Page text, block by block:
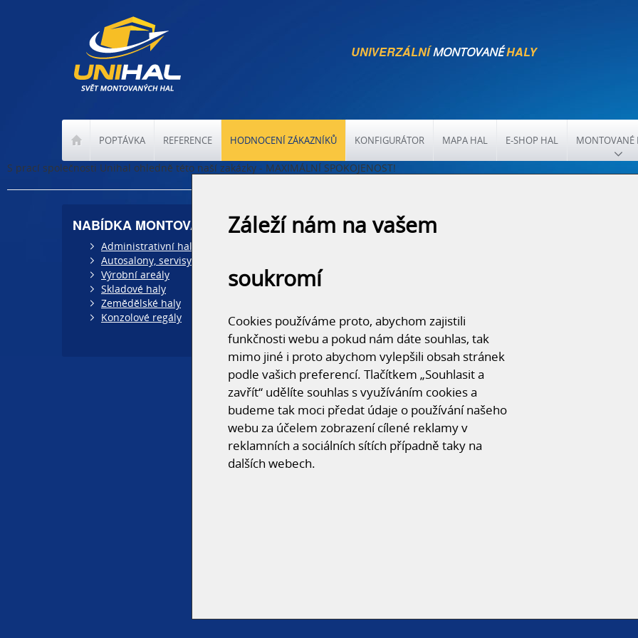
UNIVERZÁLNÍMONTOVANÉHALY
POPTÁVKA REFERENCE HODNOCENÍ ZÁKAZNÍKŮ KONFIGURÁTOR MAPA HAL E-SHOP HAL MONTOVANÉ
S prací společnosti Unihal ohledně této naší zakázky - MAXIMÁLNÍ SPOKOJENOST!
NABÍDKA MONTOVANÝCH HAL
Administrativní haly
Autosalony, servisy
Výrobní areály
Skladové haly
Zemědělské haly
Konzolové regály
Created byArtWeby| Powered by
Záleží nám na vašem
soukromí
Cookies používáme proto, abychom zajistili
funkčnosti webu a pokud nám dáte souhlas, tak
mimo jiné i proto abychom vylepšili obsah stránek
podle vašich preferencí. Tlačítkem „Souhlasit a
zavřít“ udělíte souhlas s využíváním cookies a
budeme tak moci předat údaje o používání našeho
webu za účelem zobrazení cílené reklamy v
reklamních a sociálních sítích případně taky na
dalších webech.